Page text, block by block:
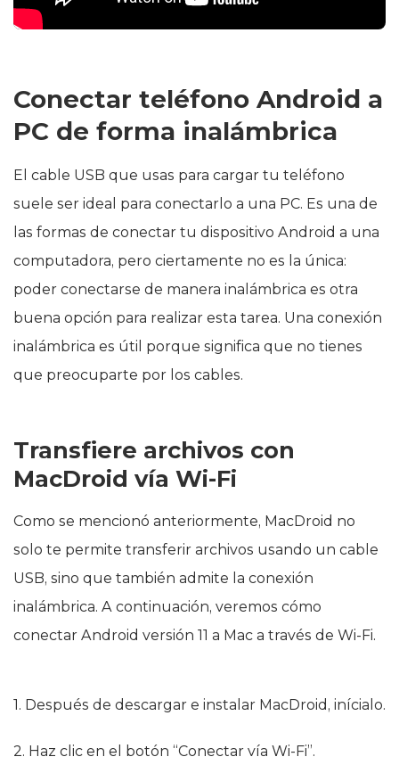
Conectar teléfono Android a
PC de forma inalámbrica
El cable USB que usas para cargar tu teléfono
suele ser ideal para conectarlo a una PC. Es una de
las formas de conectar tu dispositivo Android a una
computadora, pero ciertamente no es la única:
poder conectarse de manera inalámbrica es otra
buena opción para realizar esta tarea. Una conexión
inalámbrica es útil porque significa que no tienes
que preocuparte por los cables.
Transfiere archivos con
MacDroid vía Wi-Fi
Como se mencionó anteriormente, MacDroid no
solo te permite transferir archivos usando un cable
USB, sino que también admite la conexión
inalámbrica. A continuación, veremos cómo
conectar Android versión 11 a Mac a través de Wi-Fi.
1. Después de descargar e instalar MacDroid, inícialo.
2. Haz clic en el botón “Conectar vía Wi-Fi”.